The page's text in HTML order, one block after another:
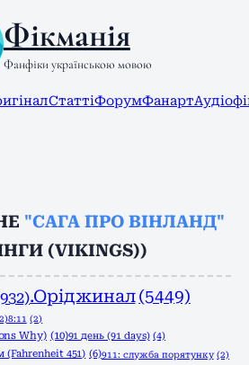
Фікманія
Фанфіки українською мовою
СтаттіФорумФанарт
"САГА ПРО ВІНЛАНД"
(VIKINGS))
.Оріджинал (5449)
8:11 (2)
Why) (10)91 день (91 days) (4)
(Fahrenheit 451) (6)911: служба порятунку (2)